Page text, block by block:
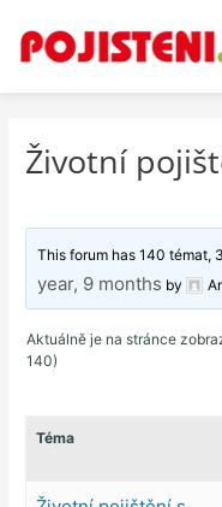
Životní
This forum has 140 témat,
year, 9 months by
Aktuálně je na stránce
140)
Téma